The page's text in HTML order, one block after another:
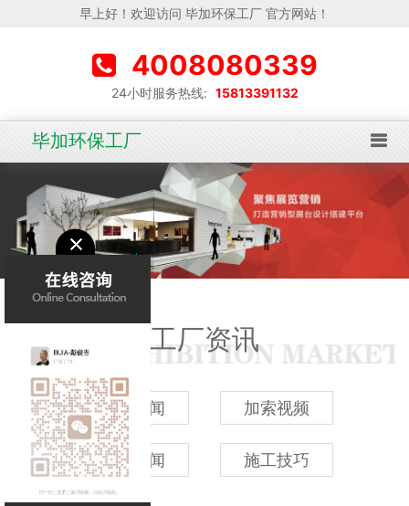
早上好！欢迎访问 毕加环保工厂 官方网站！
4008080339
24小时服务热线: 15813391132
毕加环保工厂
工厂资讯
加索新闻 加索视频
行业新闻 施工技巧